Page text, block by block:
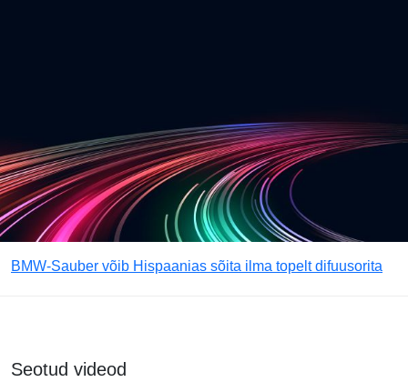
BMW-Sauber võib Hispaanias sõita ilma topelt difuusorita
Seotud videod